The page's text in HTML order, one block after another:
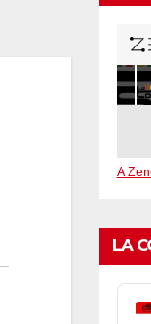
A
LA
Audio